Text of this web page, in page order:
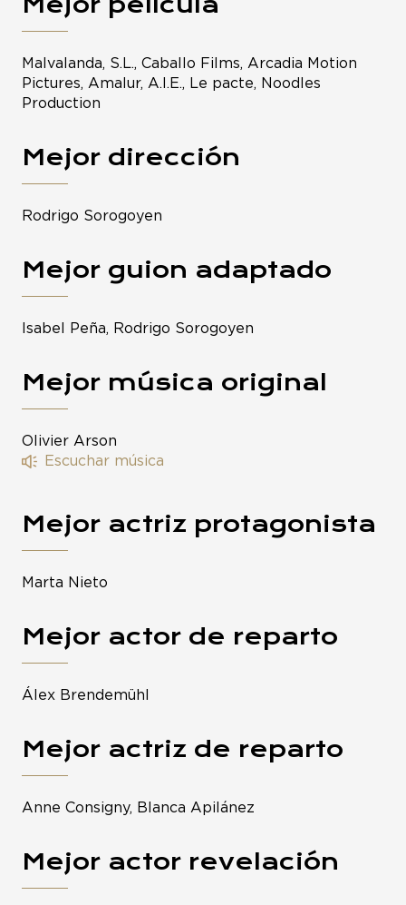
Malvalanda, S.L., Caballo Films, Arcadia Motion
Pictures, Amalur, A.I.E., Le pacte, Noodles
Production
Mejor dirección
Rodrigo Sorogoyen
Mejor guion adaptado
Isabel Peña, Rodrigo Sorogoyen
Mejor música original
Olivier Arson
Escuchar música
Mejor actriz protagonista
Marta Nieto
Mejor actor de reparto
Álex Brendemühl
Mejor actriz de reparto
Anne Consigny, Blanca Apilánez
Mejor actor revelación